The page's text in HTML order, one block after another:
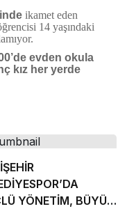
ikamet eden
14 yaşındaki
evden okula
kız her yerde
YÖNETİM, BÜYÜK